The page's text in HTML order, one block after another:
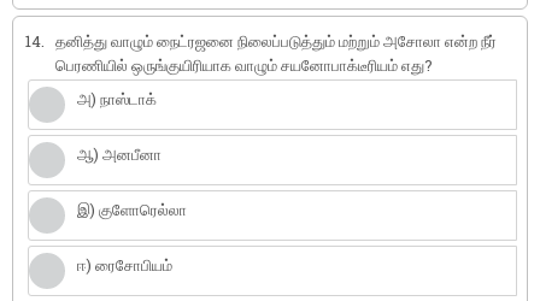
14. தனித்து வாழும் நைட்ரஜனை நிலைப்படுத்தும் மற்றும் அசோலா என்ற நீர்
பெரணியில் ஒருங்குயிரியாக வாழும் சயனோபாக்டீரியம் எது?
அ) நாஸ்டாக்
ஆ) அனபீனா
இ) குளோரெல்லா
ஈ) ரைசோபியம்